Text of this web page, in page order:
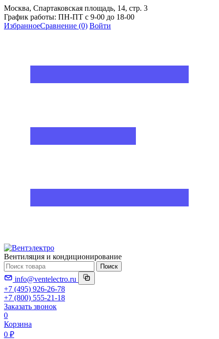
Москва, Спартаковская площадь, 14, стр. 3
График работы: ПН-ПТ с 9-00 до 18-00
ИзбранноеСравнение (0) Войти
Вентиляция и кондиционирование
Поиск
info@ventelectro.ru
+7 (495) 926-26-78
+7 (800) 555-21-18
Заказать звонок
0
Корзина
0 ₽